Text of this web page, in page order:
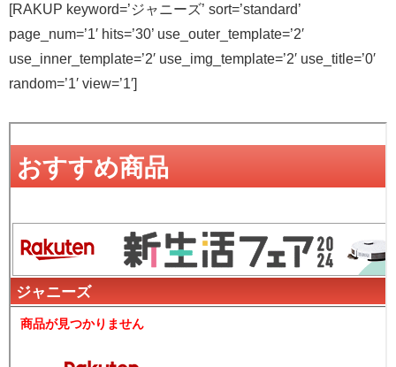
[RAKUP keyword=’ジャニーズ’ sort=’standard’
page_num=’1′ hits=’30’ use_outer_template=’2′
use_inner_template=’2′ use_img_template=’2′ use_title=’0′
random=’1′ view=’1′]